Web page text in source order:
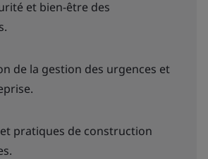
et bien-être des
de la gestion des urgences et
pratiques de construction